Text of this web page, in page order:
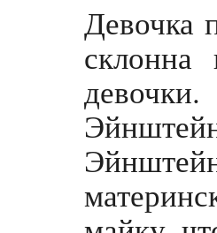
Девочка